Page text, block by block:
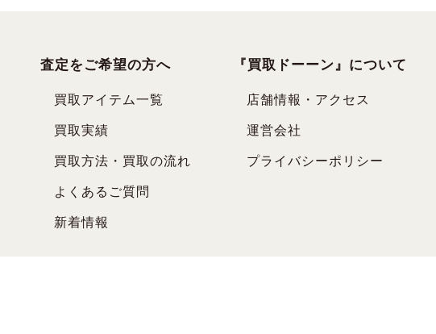
査定をご希望の方へ
買取アイテム一覧
買取実績
買取方法・買取の流れ
よくあるご質問
新着情報
『買取ドーーン』について
店舗情報・アクセス
運営会社
プライバシーポリシー